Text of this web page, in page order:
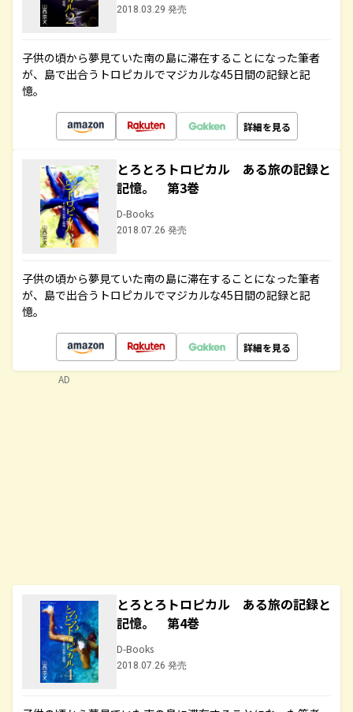
2018.03.29 発売
子供の頃から夢見ていた南の島に滞在することになった筆者
が、島で出合うトロピカルでマジカルな45日間の記録と記
憶。
詳細を見る
とろとろトロピカル ある旅の記録と
記憶。 第3巻
D-Books
2018.07.26 発売
子供の頃から夢見ていた南の島に滞在することになった筆者
が、島で出合うトロピカルでマジカルな45日間の記録と記
憶。
詳細を見る
とろとろトロピカル ある旅の記録と
記憶。 第4巻
D-Books
2018.07.26 発売
AD